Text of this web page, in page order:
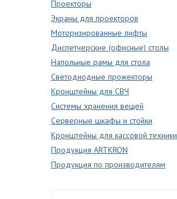
Проекторы
Экраны для проекторов
Моторизированные лифты
Диспетчерские (офисные) столы
Напольные рамы для стола
Светодиодные прожекторы
Кронштейны для СВЧ
Системы хранения вещей
Серверные шкафы и стойки
Кронштейны для кассовой техники
Продукция ARTKRON
Продукция по производителям